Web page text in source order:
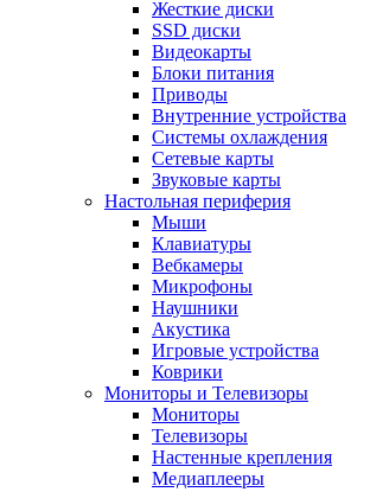
Жесткие диски
SSD диски
Видеокарты
Блоки питания
Приводы
Внутренние устройства
Системы охлаждения
Сетевые карты
Звуковые карты
Настольная периферия
Мыши
Клавиатуры
Вебкамеры
Микрофоны
Наушники
Акустика
Игровые устройства
Коврики
Мониторы и Телевизоры
Мониторы
Телевизоры
Настенные крепления
Медиаплееры